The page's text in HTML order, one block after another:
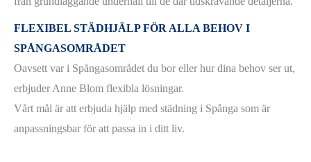
FLEXIBEL STÄDHJÄLP FÖR ALLA BEHOV I
SPÅNGASOMRÅDET
Oavsett var i Spångasområdet du bor eller hur dina behov ser ut,
erbjuder Anne Blom flexibla lösningar.
Vårt mål är att erbjuda hjälp med städning i Spånga som är
anpassningsbar för att passa in i ditt liv.